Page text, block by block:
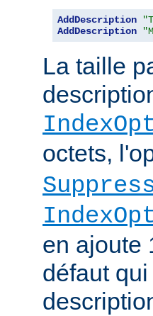
AddDescription
AddDescription
La taille
octets,
en ajoute
défaut